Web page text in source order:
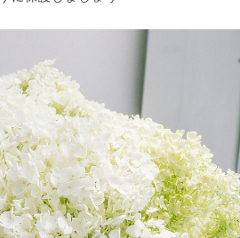
く？
る写真は、実際にお届けする商
お花は生き物なので、どうして
に個体差はありますが、できる
近いものをお届けできるように人
います。